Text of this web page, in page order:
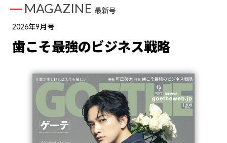
MAGAZINE 最新号
2026年9月号
歯こそ最強のビジネス戦略